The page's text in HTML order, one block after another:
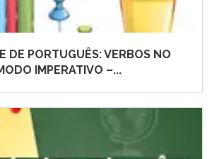
DE PORTUGUÊS: VERBOS NO
IMPERATIVO –...